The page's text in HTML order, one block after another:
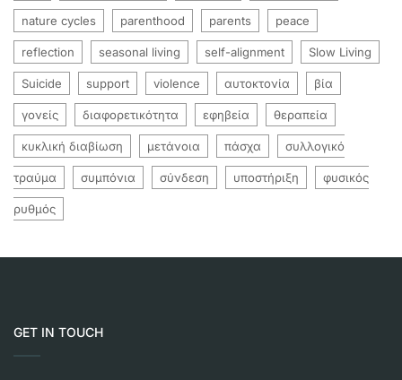
nature cycles parenthood parents peace
reflection seasonal living self-alignment Slow Living
Suicide support violence αυτοκτονία βία
γονείς διαφορετικότητα εφηβεία θεραπεία
κυκλική διαβίωση μετάνοια πάσχα συλλογικό
τραύμα συμπόνια σύνδεση υποστήριξη φυσικός
ρυθμός
GET IN TOUCH